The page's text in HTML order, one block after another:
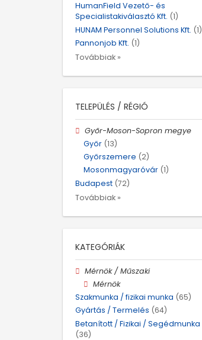
HumanField Vezető- és
Specialistakiválasztó Kft. (1)
HUNAM Personnel Solutions Kft. (1)
Pannonjob Kft. (1)
Továbbiak »
TELEPÜLÉS / RÉGIÓ
Győr-Moson-Sopron megye
Győr (13)
Győrszemere (2)
Mosonmagyaróvár (1)
Budapest (72)
Továbbiak »
KATEGÓRIÁK
Mérnök / Műszaki
Mérnök
Szakmunka / fizikai munka (65)
Gyártás / Termelés (64)
Betanított / Fizikai / Segédmunka
(36)